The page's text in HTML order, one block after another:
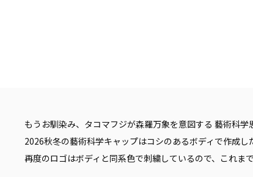
もうお馴染み、タコマフジが森羅万象を意図する 藝術科学
2026秋冬の藝術科学キャップはコシのあるボディで作成し
再度のロゴはボディと同系色で刺繍しているので、これま